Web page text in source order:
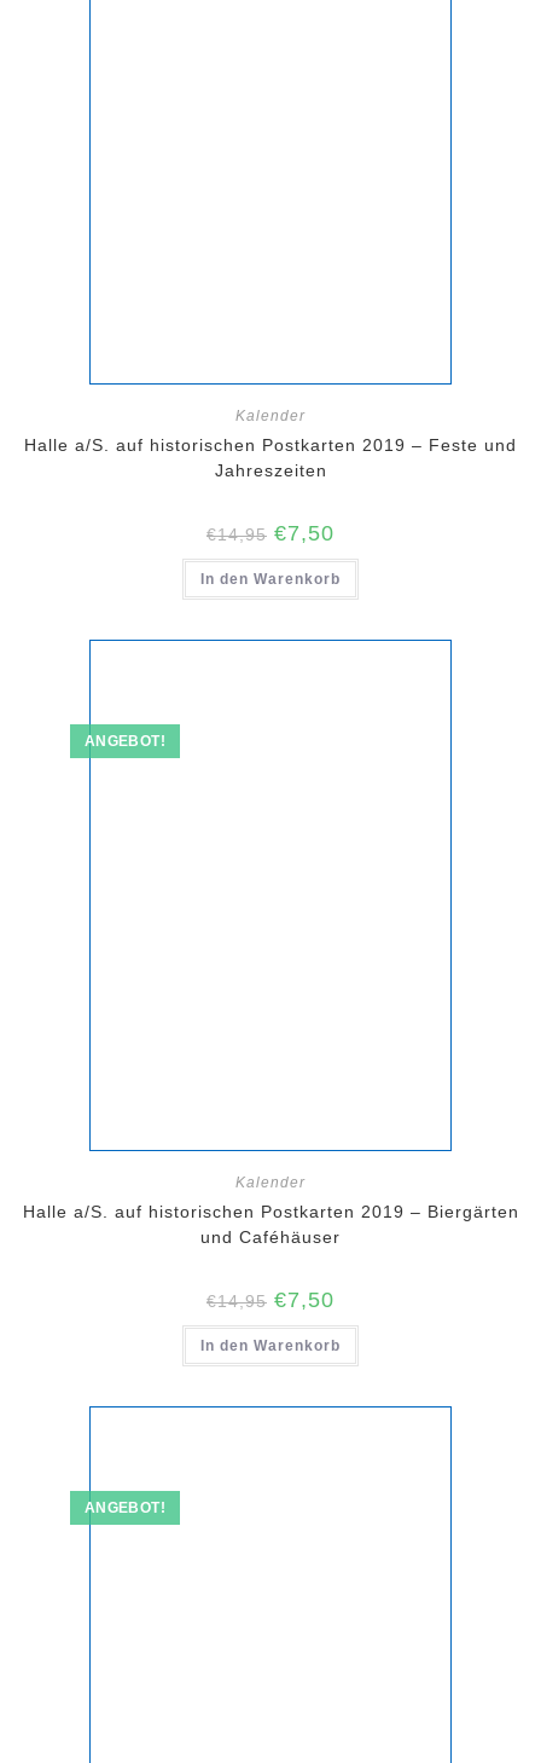
Kalender
Halle a/S. auf historischen Postkarten 2019 – Feste und
Jahreszeiten
€14,95 Ursprünglicher
Preis
war:
€14,95
€7,50
ist:
€7,50.
In den Warenkorb
ANGEBOT!
Kalender
Halle a/S. auf historischen Postkarten 2019 – Biergärten
und Caféhäuser
€14,95 Ursprünglicher
Preis
war:
€14,95
€7,50
ist:
€7,50.
In den Warenkorb
ANGEBOT!